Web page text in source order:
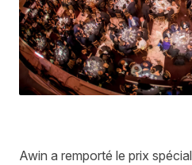
Awin a remporté le prix